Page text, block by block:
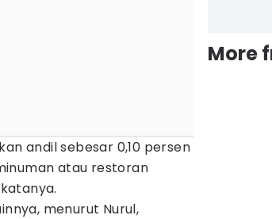
andil sebesar 0,10 persen
atau restoran
menurut Nurul,
More